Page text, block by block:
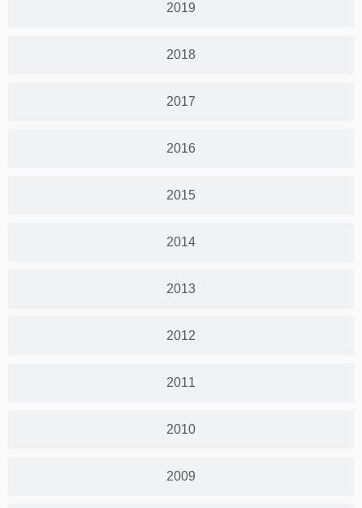
2019
2018
2017
2016
2015
2014
2013
2012
2011
2010
2009